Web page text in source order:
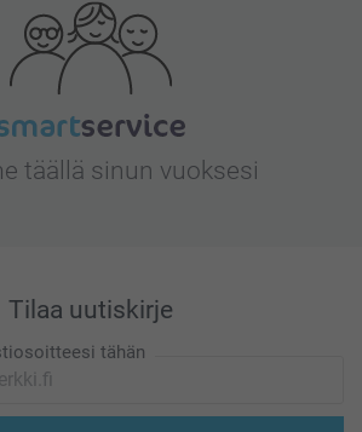
täällä sinun vuoksesi
Tilaa uutiskirje
tähän